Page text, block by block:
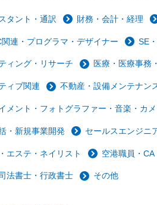
タント・通訳 財務・会計・経理
連・プログラマ・デザイナー SE
ィング・リサーチ 医療・医療事務
ィブ関連 不動産・設備メンテナン
メント・フォトグラファー・音楽・カ
・新規事業開発 セールスエンジニ
エステ・ネイリスト 空港職員・
法書士・行政書士 その他